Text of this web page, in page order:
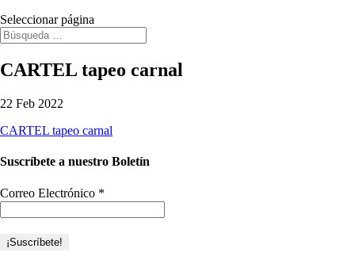
Seleccionar página
CARTEL tapeo carnal
22 Feb 2022
CARTEL tapeo carnal
Suscríbete a nuestro Boletín
Correo Electrónico *